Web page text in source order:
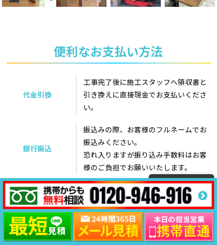
便利なお支払い方法
代金引換
工事完了後に施工スタッフへ領収書と
引き換えに直接現金でお支払いくださ
い。
銀行振込
振込みの際、お客様のフルネームでお
振込みください。
恐れ入りますが振り込み手数料はお客
様のご負担でお願いいたします。
クレジットカード
ローン 180回まで